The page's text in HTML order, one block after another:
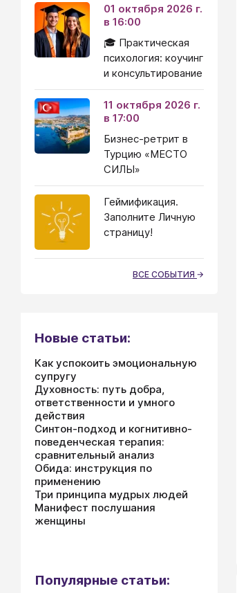
01 октября 2026 г.
в 16:00
🎓 Практическая
психология: коучинг
и консультирование
11 октября 2026 г.
в 17:00
Бизнес-ретрит в
Турцию «МЕСТО
СИЛЫ»
Геймификация.
Заполните Личную
страницу!
ВСЕ СОБЫТИЯ
Новые статьи:
Как успокоить эмоциональную
супругу
Духовность: путь добра,
ответственности и умного
действия
Синтон-подход и когнитивно-
поведенческая терапия:
сравнительный анализ
Обида: инструкция по
применению
Три принципа мудрых людей
Манифест послушания
женщины
Популярные статьи: